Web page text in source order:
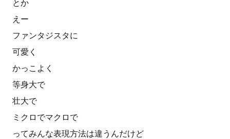
とか
えー
ファンタジスタに
可愛く
かっこよく
等身大で
壮大で
ミクロでマクロで
ってみんな表現方法は違うんだけど